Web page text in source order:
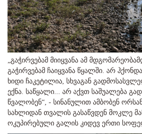
„გაჭირვებამ მიიყვანა ამ
გაჭირვებამ ჩაიყვანა წყალში. არ
ხიდი ჩაკეტილია, სხვაგან
ექნა. საწყალი... არ აქვთ საშუალება
წვალობენ“, - სინანულით ამბობენ
სახლიდან თვალის გასაწვდენ მოკლე
ოკუპირებული გალის კიდევ ერთი